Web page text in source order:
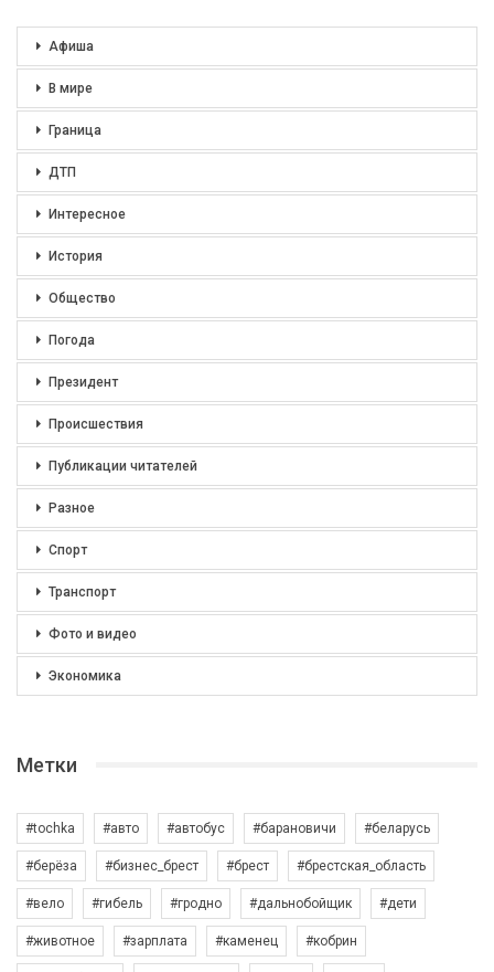
Афиша
В мире
Граница
ДТП
Интересное
История
Общество
Погода
Президент
Происшествия
Публикации читателей
Разное
Спорт
Транспорт
Фото и видео
Экономика
Метки
#tochka #авто #автобус #барановичи #беларусь
#берёза #бизнес_брест #брест #брестская_область
#вело #гибель #гродно #дальнобойщик #дети
#животное #зарплата #каменец #кобрин